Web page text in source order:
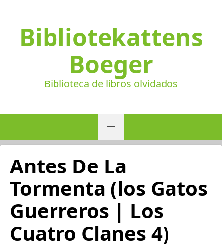
Bibliotekattens
Boeger
Biblioteca de libros olvidados
Antes De La
Tormenta (los Gatos
Guerreros | Los
Cuatro Clanes 4)